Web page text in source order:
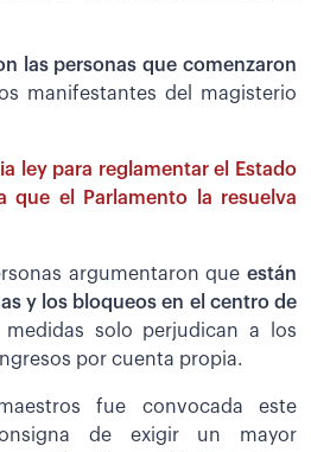
las personas que comenzaron
manifestantes del magisterio
ley para reglamentar el Estado
que el Parlamento la resuelva
argumentaron que están
y los bloqueos en el centro de
solo perjudican a los
por cuenta propia.
fue convocada este
de exigir un mayor